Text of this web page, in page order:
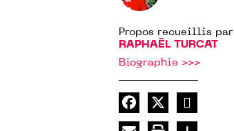
Propos recueillis par
RAPHAËL TURCAT
Biographie >>>